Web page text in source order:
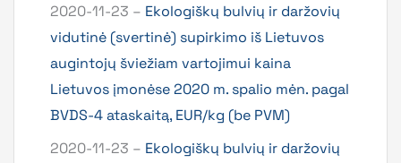
2020-11-23 – Ekologiškų bulvių ir daržovių
vidutinė (svertinė) supirkimo iš Lietuvos
augintojų šviežiam vartojimui kaina
Lietuvos įmonėse 2020 m. spalio mėn. pagal
BVDS-4 ataskaitą, EUR/kg (be PVM)
2020-11-23 – Ekologiškų bulvių ir daržovių